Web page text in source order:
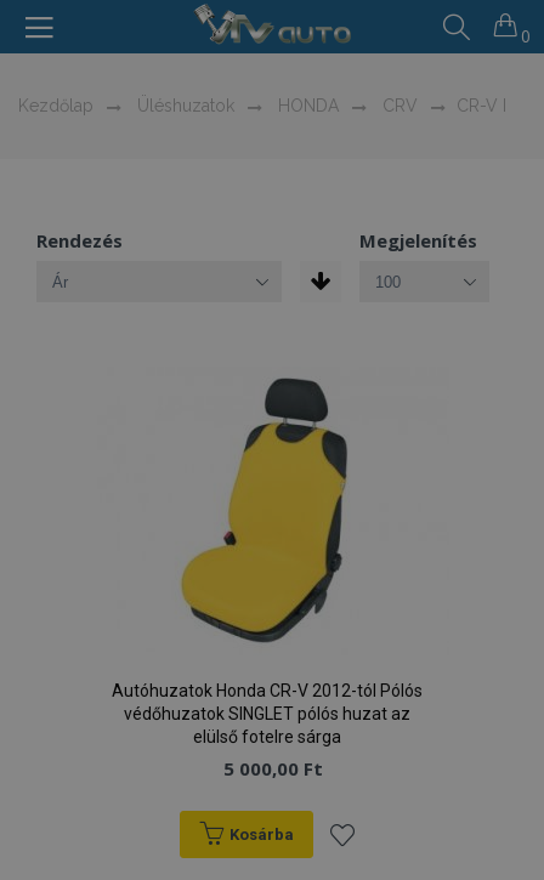
0
Kezdőlap Üléshuzatok HONDA CRV CR-V I
Rendezés Megjelenítés
Autóhuzatok Honda CR-V 2012-tól Pólós
védőhuzatok SINGLET pólós huzat az
elülső fotelre sárga
5 000,00 Ft
Kosárba